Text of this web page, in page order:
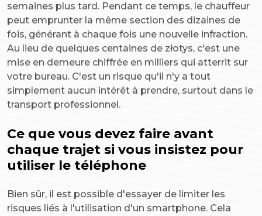
semaines plus tard. Pendant ce temps, le chauffeur
peut emprunter la même section des dizaines de
fois, générant à chaque fois une nouvelle infraction.
Au lieu de quelques centaines de złotys, c'est une
mise en demeure chiffrée en milliers qui atterrit sur
votre bureau. C'est un risque qu'il n'y a tout
simplement aucun intérêt à prendre, surtout dans le
transport professionnel.
Ce que vous devez faire avant
chaque trajet si vous insistez pour
utiliser le téléphone
Bien sûr, il est possible d'essayer de limiter les
risques liés à l'utilisation d'un smartphone. Cela